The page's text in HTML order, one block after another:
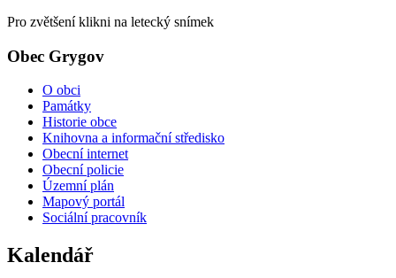
Pro zvětšení klikni na letecký snímek
Obec Grygov
O obci
Památky
Historie obce
Knihovna a informační středisko
Obecní internet
Obecní policie
Územní plán
Mapový portál
Sociální pracovník
Kalendář